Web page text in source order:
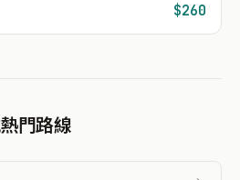
$260
門路線